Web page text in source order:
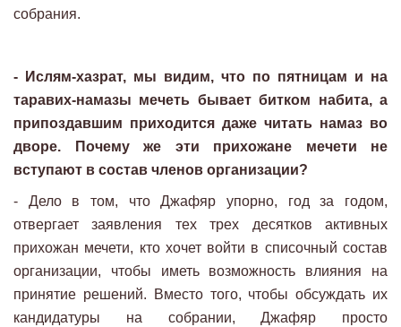
собрания.
- Ислям-хазрат, мы видим, что по пятницам и на
таравих-намазы мечеть бывает битком набита, а
припоздавшим приходится даже читать намаз во
дворе. Почему же эти прихожане мечети не
вступают в состав членов организации?
- Дело в том, что Джафяр упорно, год за годом,
отвергает заявления тех трех десятков активных
прихожан мечети, кто хочет войти в списочный состав
организации, чтобы иметь возможность влияния на
принятие решений. Вместо того, чтобы обсуждать их
кандидатуры на собрании, Джафяр просто